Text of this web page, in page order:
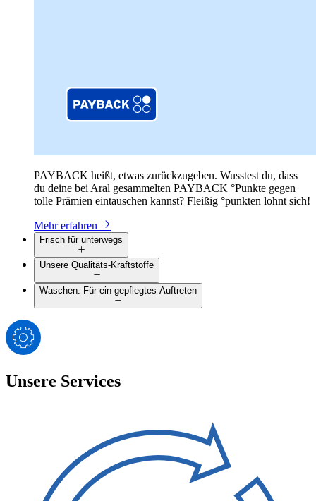
PAYBACK heißt, etwas zurückzugeben. Wusstest du, dass
du deine bei Aral gesammelten PAYBACK °Punkte gegen
tolle Prämien eintauschen kannst? Fleißig °punkten lohnt sich!
Mehr erfahren
Frisch für unterwegs
Unsere Qualitäts-Kraftstoffe
Waschen: Für ein gepflegtes Auftreten
Unsere Services